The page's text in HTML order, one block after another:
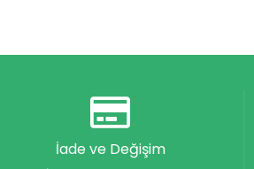
İade ve Değişim